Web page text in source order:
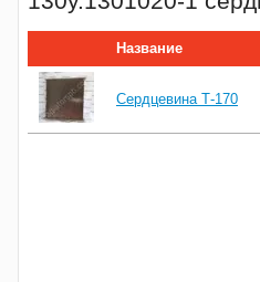
Название
Сердцевина Т-170